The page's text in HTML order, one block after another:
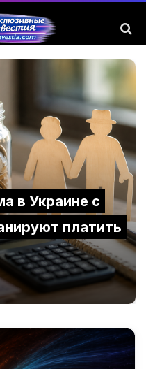
в Украине с
платить